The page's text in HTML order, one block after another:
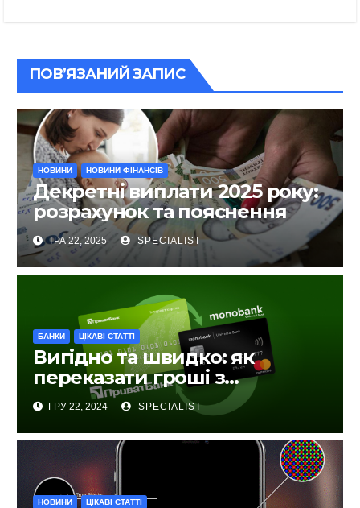
ПОВ’ЯЗАНИЙ ЗАПИС
НОВИНИ НОВИНИ ФІНАНСІВ
Декретні виплати 2025 року:
розрахунок та пояснення
ТРА 22, 2025 SPECIALIST
БАНКИ ЦІКАВІ СТАТТІ
Вигідно та швидко: як
переказати гроші з
ПриватБанку на Monobank
ГРУ 22, 2024 SPECIALIST
НОВИНИ ЦІКАВІ СТАТТІ